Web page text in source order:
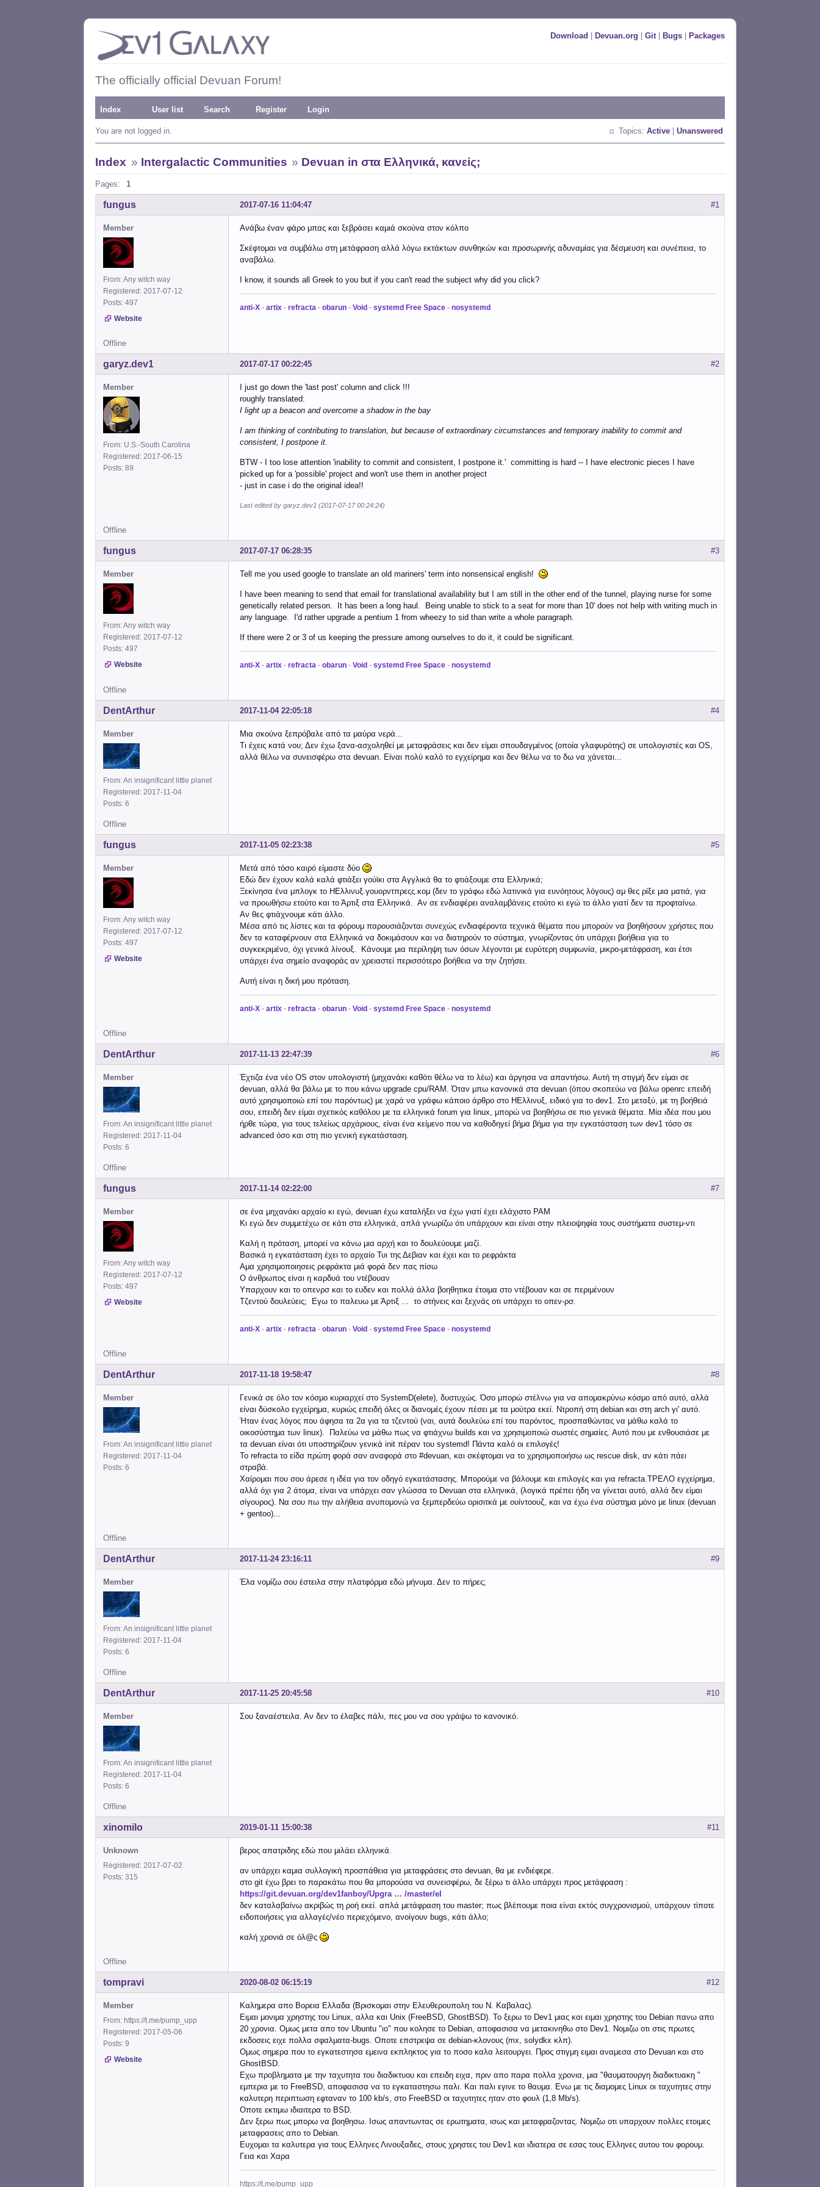
Download Devuan.org Git| Bugs Packages
The officially official Devuan Forum!
Index User list Search Register Login
You are not logged in. Topics: Active Unanswered
Index » Intergalactic Communities » Devuan in στα Ελληνικά, κανείς;
Pages: 1
#1
2017-07-16 11:04:47
fungus
Member
From: Any witch way
Registered: 2017-07-12
Posts: 497
Website
Ανάβω έναν φάρο μπας και ξεβράσει καμιά σκούνα στον κόλπο
Σκέφτομαι να συμβάλω στη μετάφραση αλλά λόγω εκτάκτων συνθηκών και προσωρινής αδυναμίας για δέσμευση και συνέπεια, το
αναβάλω.
I know, it sounds all Greek to you but if you can't read the subject why did you click?
anti-X - artix - refracta - obarun - Void - systemd Free Space - nosystemd
Offline
#2
2017-07-17 00:22:45
garyz.dev1
Member
From: U.S.-South Carolina
Registered: 2017-06-15
Posts: 89
I just go down the 'last post' column and click !!!
roughly translated:
I light up a beacon and overcome a shadow in the bay
I am thinking of contributing to translation, but because of extraordinary circumstances and temporary inability to commit and
consistent, I postpone it.
BTW - I too lose attention 'inability to commit and consistent, I postpone it.' committing is hard -- I have electronic pieces I have
picked up for a 'possible' project and won't use them in another project
- just in case i do the original idea!!
Last edited by garyz.dev1 (2017-07-17 00:24:24)
Offline
#3
2017-07-17 06:28:35
fungus
Member
From: Any witch way
Registered: 2017-07-12
Posts: 497
Website
Tell me you used google to translate an old mariners' term into nonsensical english!
I have been meaning to send that email for translational availability but I am still in the other end of the tunnel, playing nurse for some
genetically related person. It has been a long haul. Being unable to stick to a seat for more than 10' does not help with writing much in
any language. I'd rather upgrade a pentium 1 from wheezy to sid than write a whole paragraph.
If there were 2 or 3 of us keeping the pressure among ourselves to do it, it could be significant.
anti-X - artix - refracta - obarun - Void - systemd Free Space - nosystemd
Offline
#4
2017-11-04 22:05:18
DentArthur
Member
From: An insignificant little planet
Registered: 2017-11-04
Posts: 6
Μια σκούνα ξεπρόβαλε από τα μαύρα νερά...
Τι έχεις κατά νου; Δεν έχω ξανα-ασχοληθεί με μεταφράσεις και δεν είμαι σπουδαγμένος (οποία γλαφυρότης) σε υπολογιστές και OS,
αλλά θέλω να συνεισφέρω στα devuan. Είναι πολύ καλό το εγχείρημα και δεν θέλω να το δω να χάνεται...
Offline
#5
2017-11-05 02:23:38
fungus
Member
From: Any witch way
Registered: 2017-07-12
Posts: 497
Website
Μετά από τόσο καιρό είμαστε δύο
Εδώ δεν έχουν καλά καλά φτιάξει γούϊκι στα Αγγλικά θα το φτιάξουμε στα Ελληνικά;
Ξεκίνησα ένα μπλογκ το ΗΕλλινυξ.γουορντπρεςς.κομ (δεν το γράφω εδώ λατινικά για ευνόητους λόγους) αμ θες ρίξε μια ματιά, για
να προωθήσω ετούτο και το Άρτιξ στα Ελληνικά. Αν σε ενδιαφέρει αναλαμβάνεις ετούτο κι εγώ το άλλο γιατί δεν τα προφταίνω.
Αν θες φτιάχνουμε κάτι άλλο.
Μέσα από τις λίστες και τα φόρουμ παρουσιάζονται συνεχώς ενδιαφέροντα τεχνικά θέματα που μπορούν να βοηθήσουν χρήστες που
δεν τα καταφέρνουν στα Ελληνικά να δοκιμάσουν και να διατηρούν το σύστημα, γνωρίζοντας ότι υπάρχει βοήθεια για το
συγκεκριμένο, όχι γενικά λίνουξ. Κάνουμε μια περίληψη των όσων λέγονται με ευρύτερη συμφωνία, μικρο-μετάφραση, και έτσι
υπάρχει ένα σημείο αναφοράς αν χρειαστεί περισσότερο βοήθεια να την ζητήσει.
Αυτή είναι η δική μου πρόταση.
anti-X - artix - refracta - obarun - Void - systemd Free Space - nosystemd
Offline
#6
2017-11-13 22:47:39
DentArthur
Member
From: An insignificant little planet
Registered: 2017-11-04
Posts: 6
Έχτιζα ένα νέο OS στον υπολογιστή (μηχανάκι καθότι θέλω να το λέω) και άργησα να απαντήσω. Αυτή τη στιγμή δεν είμαι σε
devuan, αλλά θα βάλω με το που κάνω upgrade cpu/RAM. Όταν μπω κανονικά στα devuan (όπου σκοπεύω να βάλω openrc επειδή
αυτό χρησιμοποιώ επί του παρόντως) με χαρά να γράφω κάποιο άρθρο στο ΗΕλλινυξ, ειδικό για το dev1. Στο μεταξύ, με τη βοήθειά
σου, επειδή δεν είμαι σχετικός καθόλου με τα ελληνικά forum για linux, μπορώ να βοηθήσω σε πιο γενικά θέματα. Μία ιδέα που μου
ήρθε τώρα, για τους τελείως αρχάριους, είναι ένα κείμενο που να καθοδηγεί βήμα βήμα για την εγκατάσταση των dev1 τόσο σε
advanced όσο και στη πιο γενική εγκατάσταση.
Offline
#7
2017-11-14 02:22:00
fungus
Member
From: Any witch way
Registered: 2017-07-12
Posts: 497
Website
σε ένα μηχανάκι αρχαίο κι εγώ, devuan έχω καταλήξει να έχω γιατί έχει ελάχιστο ΡΑΜ
Κι εγώ δεν συμμετέχω σε κάτι στα ελληνικά, απλά γνωρίζω ότι υπάρχουν και είναι στην πλειοψηφία τους συστήματα συστεμ-ντι
Καλή η πρόταση, μπορεί να κάνω μια αρχή και το δουλεύουμε μαζί.
Βασικά η εγκατάσταση έχει το αρχαίο Τυι της Δεβιαν και έχει και το ρεφράκτα
Αμα χρησιμοποιησεις ρεφράκτα μιά φορά δεν πας πίσω
Ο άνθρωπος είναι η καρδυά του ντέβουαν
Υπαρχουν και το οπενρσ και το ευδεν και πολλά άλλα βοηθητικα έτοιμα στο ντέβουαν και σε περιμένουν
Τζεντού δουλεύεις; Εγω το παλευω με Άρτιξ ... το στήνεις και ξεχνάς οτι υπάρχει το οπεν-ρσ.
anti-X - artix - refracta - obarun - Void - systemd Free Space - nosystemd
Offline
#8
2017-11-18 19:58:47
DentArthur
Member
From: An insignificant little planet
Registered: 2017-11-04
Posts: 6
Γενικά σε όλο τον κόσμο κυριαρχεί στο SystemD(elete), δυστυχώς. Όσο μπορώ στέλνω για να απομακρύνω κόσμο από αυτό, αλλά
είναι δύσκολο εγχείρημα, κυριώς επειδή όλες οι διανομές έχουν πέσει με τα μούτρα εκεί. Ντροπή στη debian και στη arch γι' αυτό.
Ήταν ένας λόγος που άφησα τα 2α για τα τζεντού (ναι, αυτά δουλεύω επί του παρόντος, προσπαθώντας να μάθω καλά το
οικοσύστημα των linux). Παλεύω να μάθω πως να φτιάχνω builds και να χρησιμοποιώ σωστές σημαίες. Αυτό που με ενθουσιάσε με
τα devuan είναι ότι υποστηρίζουν γενικά init πέραν του systemd! Πάντα καλό οι επιλογές!
To refracta το είδα πρώτη φορά σαν αναφορά στο #devuan, και σκέφτομαι να το χρησιμοποιήσω ως rescue disk, αν κάτι πάει
στραβά.
Χαίρομαι που σου άρεσε η ιδέα για τον οδηγό εγκατάστασης. Μπορούμε να βάλουμε και επιλογές και για refracta.ΤΡΕΛΟ εγχείρημα,
αλλά όχι για 2 άτομα, είναι να υπάρχει σαν γλώσσα το Devuan στα ελληνικά, (λογικά πρέπει ήδη να γίνεται αυτό, αλλά δεν είμαι
σίγουρος). Να σου πω την αλήθεια ανυπομονώ να ξεμπερδεύω ορισιτκά με ουίντοουζ, και να έχω ένα σύστημα μόνο με linux (devuan
+ gentoo)...
Offline
#9
2017-11-24 23:16:11
DentArthur
Member
From: An insignificant little planet
Registered: 2017-11-04
Posts: 6
Έλα νομίζω σου έστειλα στην πλατφόρμα εδώ μήνυμα. Δεν το πήρες;
Offline
#10
2017-11-25 20:45:58
DentArthur
Member
From: An insignificant little planet
Registered: 2017-11-04
Posts: 6
Σου ξαναέστειλα. Αν δεν το έλαβες πάλι, πες μου να σου γράψω το κανονικό.
Offline
#11
2019-01-11 15:00:38
xinomilo
Unknown
Registered: 2017-07-02
Posts: 315
βερος απατριδης εδώ που μιλάει ελληνικά.
αν υπάρχει καμια συλλογική προσπάθεια για μεταφράσεις στο devuan, θα με ενδιέφερε.
στο git έχω βρει το παρακάτω που θα μπορούσα να συνεισφέρω, δε ξέρω τι άλλο υπάρχει προς μετάφραση :
https://git.devuan.org/dev1fanboy/Upgra … /master/el
δεν καταλαβαίνω ακριβώς τη ροή εκεί. απλά μετάφραση του master; πως βλέπουμε ποια είναι εκτός συγχρονισμού, υπάρχουν τίποτε
ειδοποιήσεις για αλλαγές/νέο περιεχόμενο, ανοίγουν bugs, κάτι άλλο;
καλή χρονιά σε όλ@ς
Offline
#12
2020-08-02 06:15:19
tompravi
Member
From: https://t.me/pump_upp
Registered: 2017-05-06
Posts: 9
Website
Καλημερα απο Βορεια Ελλαδα (Βρισκομαι στην Ελευθερουπολη του Ν. Καβαλας).
Ειμαι μονιμα χρηστης του Linux, αλλα και Unix (FreeBSD, GhostBSD). Το ξερω το Dev1 μιας και ειμαι χρηστης του Debian πανω απο
20 χρονια. Ομως μετα απο τον Ubuntu "ιο" που κολησε το Debian, αποφασισα να μετακινηθω στο Dev1. Νομιζω οτι στις πρωτες
εκδοσεις ειχε πολλα σφαλματα-bugs. Οποτε επστρεψα σε debian-κλονους (mx, solydkx κλπ).
Ομως σημερα που το εγκατεστησα εμεινα εκπληκτος για το ποσο καλα λειτουργει. Προς στιγμη ειμαι αναμεσα στο Devuan και στο
GhostBSD.
Εχω προβληματα με την ταχυτητα του διαδικτυου και επειδη ειχα, πριν απο παρα πολλα χρονια, μια "θαυματουργη διαδικτυακη "
εμπερια με το FreeBSD, αποφασισα να το εγκαταστησω παλι. Και παλι εγινε το θαυμα. Ενω με τις διαμομες Linux οι ταχυτητες στην
καλυτερη περιπτωση εφταναν το 100 kb/s, στο FreeBSD οι ταχυτητες ηταν στο φουλ (1,8 Mb/s).
Οποτε εκτιμω ιδιαιτερα το BSD.
Δεν ξερω πως μπορω να βοηθησω. Ισως απαντωντας σε ερωτηματα, ισως και μεταφραζοντας. Νομιζω οτι υπαρχουν πολλες ετοιμες
μεταφρασεις απο το Debian.
Ευχομαι τα καλυτερα για τους Ελληνες Λινουξαδες, στους χρηστες του Dev1 και ιδιατερα σε εσας τους Ελληνες αυτου του φορουμ.
Γεια και Χαρα
https://t.me/pump_upp